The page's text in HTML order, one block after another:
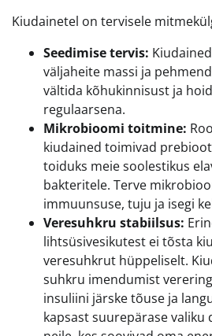
Kiudainetel on tervisele
Seedimise tervis:
väljaheite massi ja
vältida kõhukinnisust ja
regulaarsena.
Mikrobioomi toitmine:
kiudained toimivad
toiduks meie soolestikus
bakteritele. Terve
immuunsuse, tuju ja isegi
Veresuhkru stabiilsus:
lihtsüsivesikutest ei tõsta
veresuhkrut hüppeliselt.
suhkru imendumist
insuliini järske tõuse ja
kapsast suurepärase valiku